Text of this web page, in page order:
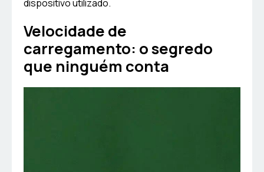
dispositivo utilizado.
Velocidade de
carregamento: o segredo
que ninguém conta